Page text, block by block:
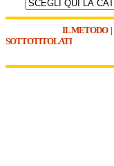
IL METODO|
SOTTOTITOLATI